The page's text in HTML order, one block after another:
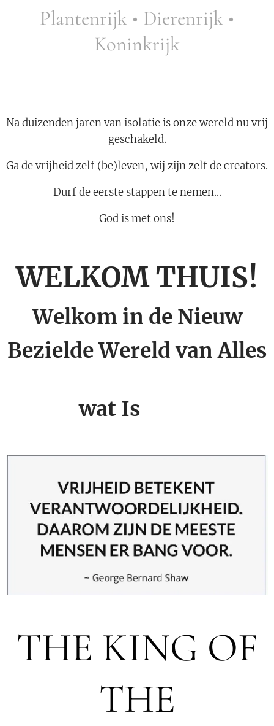
Plantenrijk • Dierenrijk •
Koninkrijk
Na duizenden jaren van isolatie is onze wereld nu vrij
geschakeld.
Ga de vrijheid zelf (be)leven, wij zijn zelf de creators.
Durf de eerste stappen te nemen...
God is met ons!
WELKOM THUIS!
Welkom in de Nieuw
Bezielde Wereld van Alles
wat Is
THE KING OF
THE